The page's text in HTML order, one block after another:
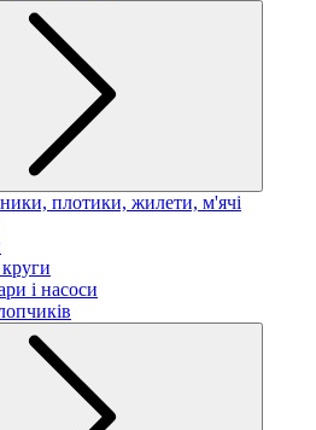
плотики, жилети, м'ячі
і насоси